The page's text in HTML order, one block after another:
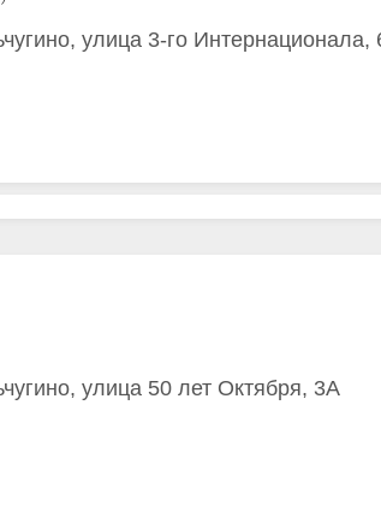
улица 3-го Интернационала,
улица 50 лет Октября, 3А